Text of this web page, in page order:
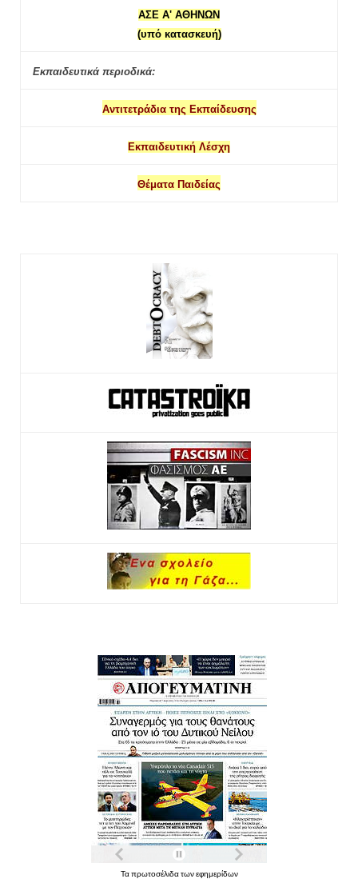
ΑΣΕ Α' ΑΘΗΝΩΝ
(υπό κατασκευή)
Εκπαιδευτικά περιοδικά:
Αντιτετράδια της Εκπαίδευσης
Εκπαιδευτική Λέσχη
Θέματα Παιδείας
Τα πρωτοσέλιδα των εφημερίδων